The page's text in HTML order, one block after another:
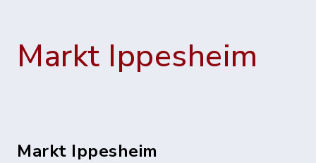
Markt Ippesheim
Markt Ippesheim